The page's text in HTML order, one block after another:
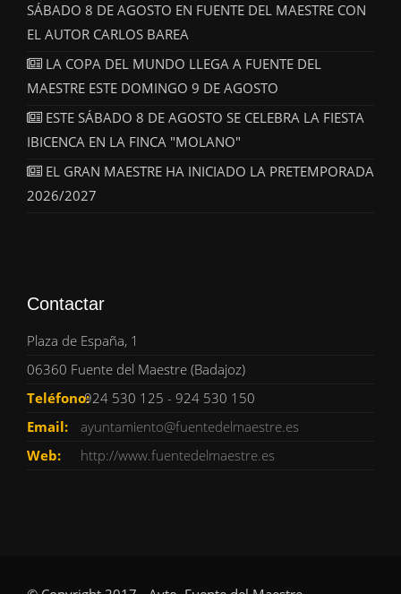
SÁBADO 8 DE AGOSTO EN FUENTE DEL MAESTRE CON
EL AUTOR CARLOS BAREA
LA COPA DEL MUNDO LLEGA A FUENTE DEL
MAESTRE ESTE DOMINGO 9 DE AGOSTO
ESTE SÁBADO 8 DE AGOSTO SE CELEBRA LA FIESTA
IBICENCA EN LA FINCA "MOLANO"
EL GRAN MAESTRE HA INICIADO LA PRETEMPORADA
2026/2027
Contactar
Plaza de España, 1
06360 Fuente del Maestre (Badajoz)
Teléfono:924 530 125 - 924 530 150
Email:
ayuntamiento@fuentedelmaestre.es
Web:
http://www.fuentedelmaestre.es